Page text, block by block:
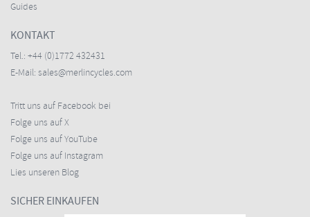
Guides
KONTAKT
Tel.: +44 (0)1772 432431
E-Mail: sales@merlincycles.com
Tritt uns auf Facebook bei
Folge uns auf X
Folge uns auf YouTube
Folge uns auf Instagram
Lies unseren Blog
SICHER EINKAUFEN